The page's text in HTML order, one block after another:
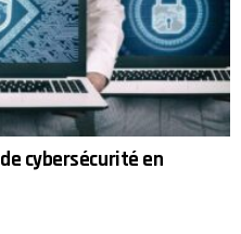
cybersécurité en